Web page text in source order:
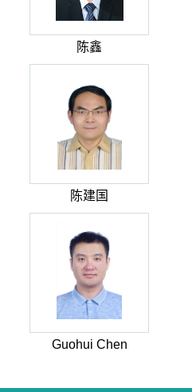
陈鑫
陈建国
Guohui Chen